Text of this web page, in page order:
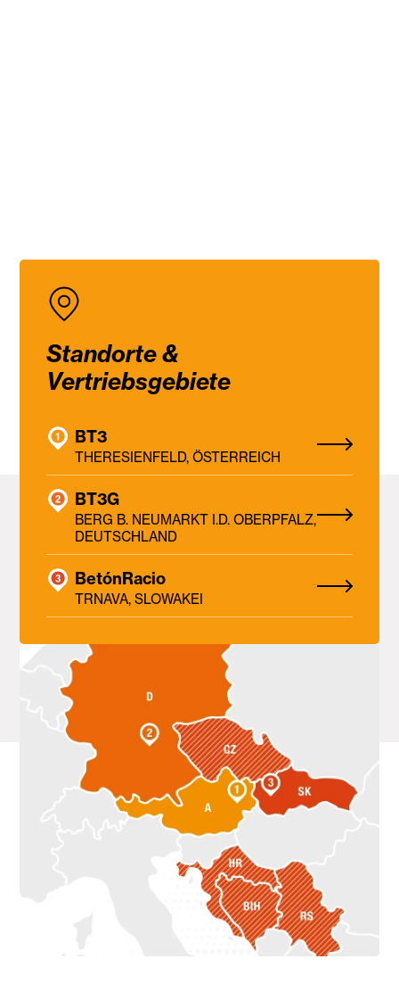
Standorte &
Vertriebsgebiete
BT3
THERESIENFELD, ÖSTERREICH
BT3G
BERG B. NEUMARKT I.D. OBERPFALZ,
DEUTSCHLAND
BetónRacio
TRNAVA, SLOWAKEI